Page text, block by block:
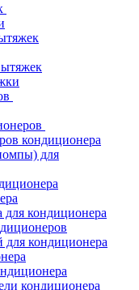
кондиционера
для
кондиционера
для кондиционера
кондиционера